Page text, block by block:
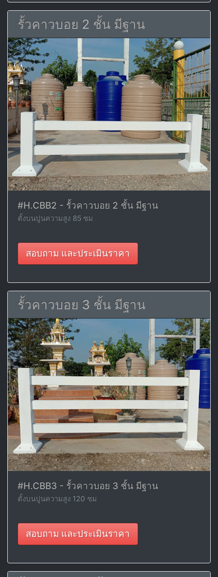
รั้วคาวบอย 2 ชั้น มีฐาน
#H.CBB2 - รั้วคาวบอย 2 ชั้น มีฐาน
ตั้งบนปูนความสูง 85 ซม
สอบถาม และประเมินราคา
รั้วคาวบอย 3 ชั้น มีฐาน
#H.CBB3 - รั้วคาวบอย 3 ชั้น มีฐาน
ตั้งบนปูนความสูง 120 ซม
สอบถาม และประเมินราคา